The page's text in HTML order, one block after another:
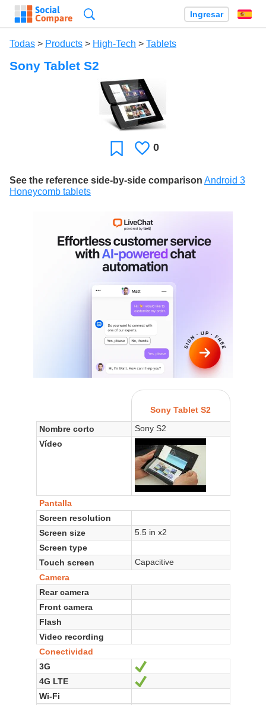
Ingresar
Todas > Products > High-Tech > Tablets
Sony Tablet S2
Favoritos
Le
0
See the reference side-by-side comparison Android 3
Honeycomb tablets
Sony Tablet S2
Nombre corto
Sony S2
Vídeo
Pantalla
Screen resolution
Screen size
5.5 in x2
Screen type
Touch screen
Capacitive
Camera
Rear camera
Front camera
Flash
Video recording
Conectividad
3G
Sí
4G LTE
Wi-Fi